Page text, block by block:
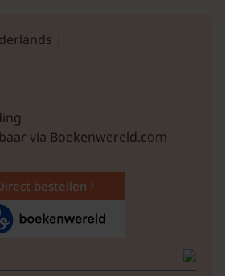
|
via Boekenwereld.com
bestellen